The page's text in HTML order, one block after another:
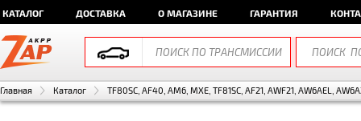
КАТАЛОГ ДОСТАВКА О МАГАЗИНЕ ГАРАНТИЯ
Главная Каталог TF80SC, AF40, AM6, MXE, TF81SC, AF21, AWF21, AW6AEL,